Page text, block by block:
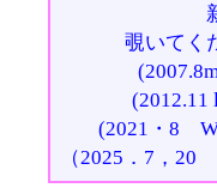
覗いてく
(2012.11
(2021・8
（2025．7，